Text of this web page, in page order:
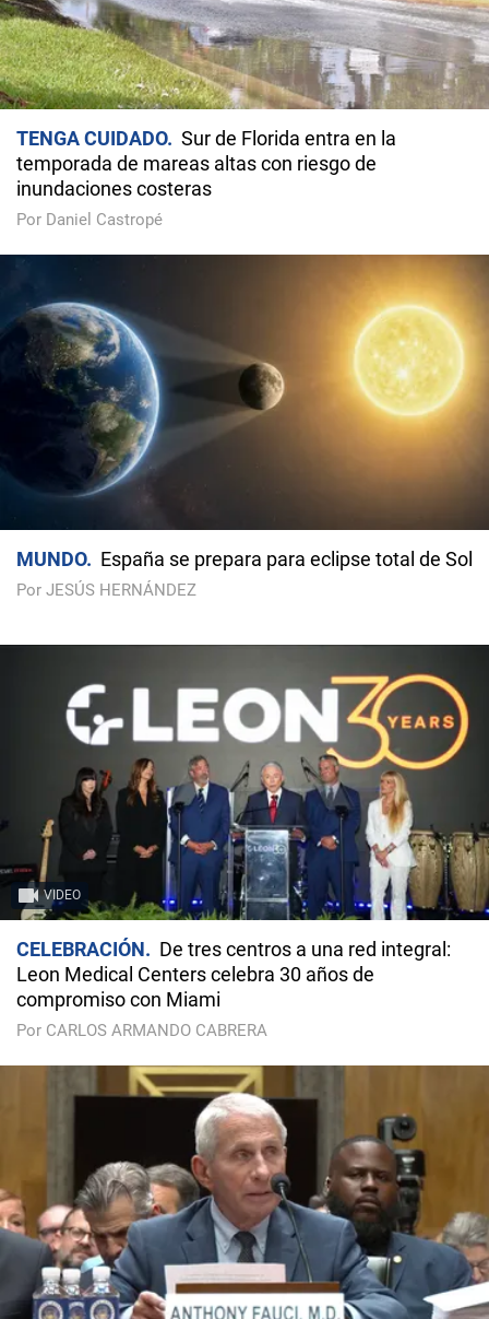
TENGA CUIDADO
Sur de Florida entra en la
temporada de mareas altas con riesgo de
inundaciones costeras
Por Daniel Castropé
MUNDO España se prepara para eclipse total de Sol
Por JESÚS HERNÁNDEZ
VIDEO
CELEBRACIÓN
De tres centros a una red integral:
Leon Medical Centers celebra 30 años de
compromiso con Miami
Por CARLOS ARMANDO CABRERA